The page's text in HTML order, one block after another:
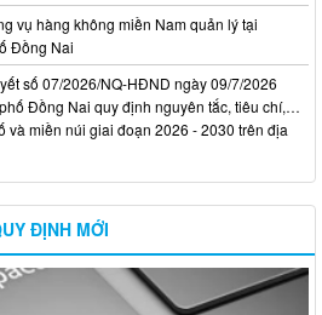
vụ hàng không miền Nam quản lý tại
Đồng Nai
số 07/2026/NQ-HĐND ngày 09/7/2026
Đồng Nai quy định nguyên tắc, tiêu chí,…
và miền núi giai đoạn 2026 - 2030 trên địa
ĐỊNH MỚI